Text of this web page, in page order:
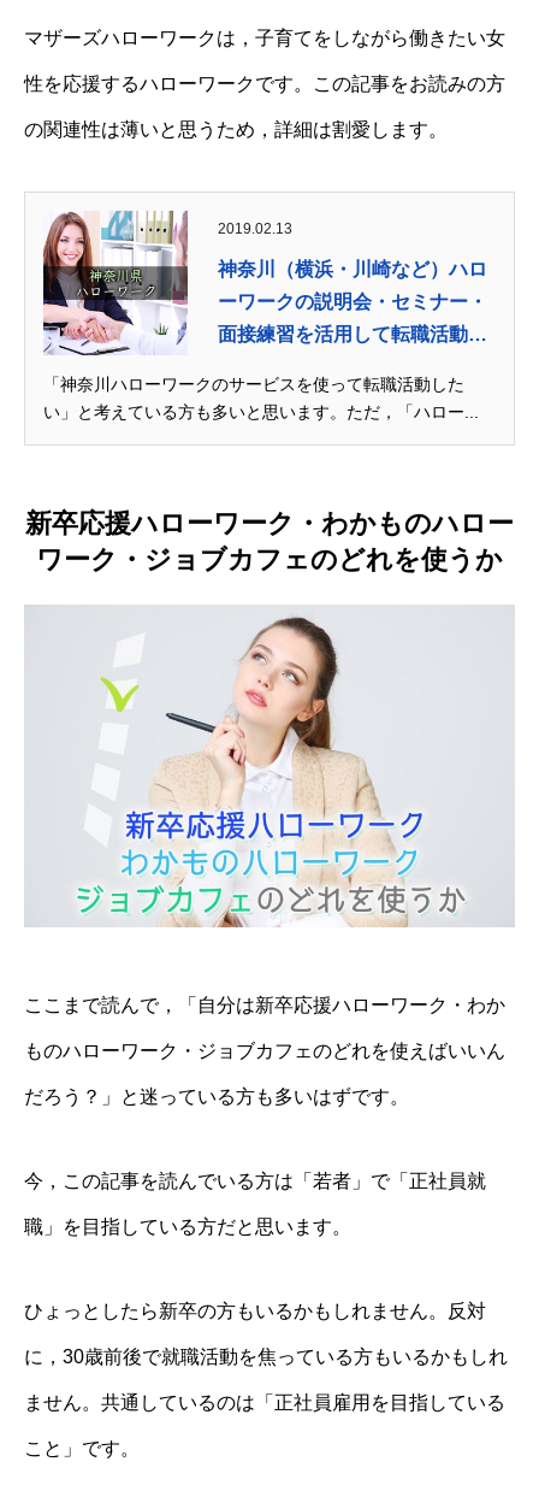
マザーズハローワークは，子育てをしながら働きたい女
性を応援するハローワークです。この記事をお読みの方
の関連性は薄いと思うため，詳細は割愛します。
2019.02.13
神奈川（横浜・川崎など）ハロ
ーワークの説明会・セミナー・
面接練習を活用して転職活動
「神奈川ハローワークのサービスを使って転職活動した
い」と考えている方も多いと思います。ただ，「ハロー...
新卒応援ハローワーク・わかものハロー
ワーク・ジョブカフェのどれを使うか
ここまで読んで，「自分は新卒応援ハローワーク・わか
ものハローワーク・ジョブカフェのどれを使えばいいん
だろう？」と迷っている方も多いはずです。
今，この記事を読んでいる方は「若者」で「正社員就
職」を目指している方だと思います。
ひょっとしたら新卒の方もいるかもしれません。反対
に，30歳前後で就職活動を焦っている方もいるかもしれ
ません。共通しているのは「正社員雇用を目指している
こと」です。